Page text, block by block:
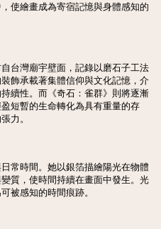
使繪畫成為寄宿記憶與身體感知的
台灣廟宇壁面，記錄以磨石子工法
飾承載著集體信仰與文化記憶，介
續性。而《奇石：雀群》則將逐漸
短暫的生命轉化為具有重量的存
力。
常時間。她以銀箔描繪陽光在物體
質，使時間持續在畫面中發生。光
被感知的時間痕跡。